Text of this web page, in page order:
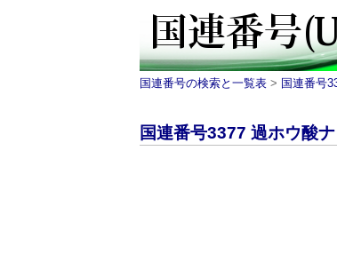
国連番号の検索と一覧表 > 国連番号
国連番号3377 過ホウ酸